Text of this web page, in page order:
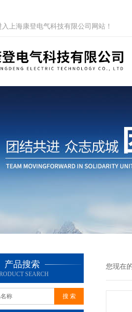
上海康登电气科技有限公司网站！
产品搜索
SEARCH
您现在